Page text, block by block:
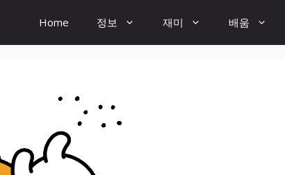
Home 정보 재미 배움